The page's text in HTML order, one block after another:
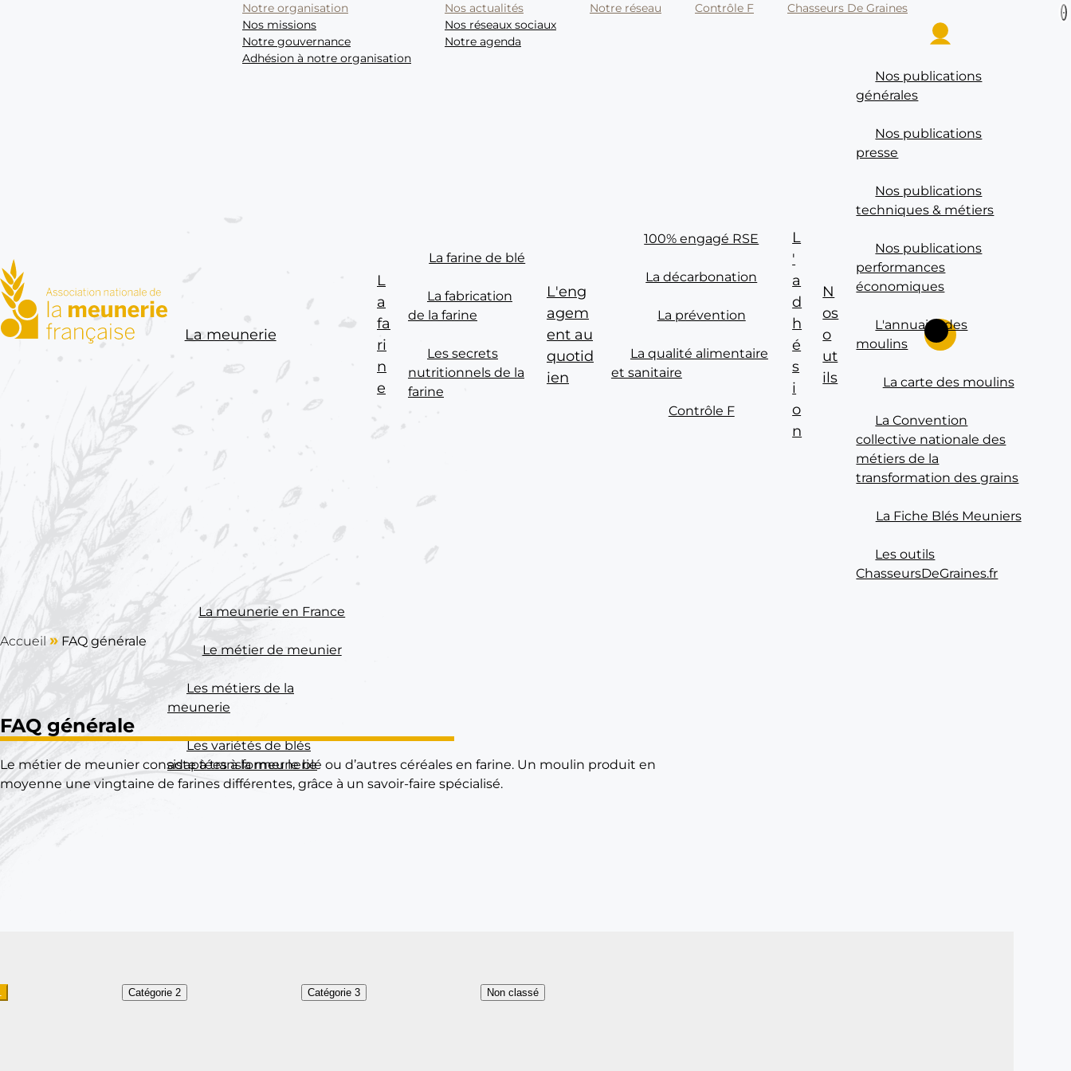
ANMF : Association nationale de la meunerie française
Se connecter
Rechercher sur le site
La meunerie
La meunerie en France
Le métier de meunier
Les métiers de la
meunerie
Les variétés de blés
adaptées à la meunerie
L
a
fa
ri
n
e
La farine de blé
La fabrication
de la farine
Les secrets
nutritionnels de la
farine
L'eng
agem
ent au
quotid
ien
100% engagé RSE
La décarbonation
La prévention
La qualité alimentaire
et sanitaire
Contrôle F
L
'
a
d
h
é
s
i
o
n
N
os
o
ut
ils
Nos publications
générales
Nos publications
presse
Nos publications
techniques & métiers
Nos publications
performances
économiques
L'annuaire des
moulins
La carte des moulins
La Convention
collective nationale des
métiers de la
transformation des grains
La Fiche Blés Meuniers
Les outils
ChasseursDeGraines.fr
Notre organisation
Nos missions
Notre gouvernance
Adhésion à notre organisation
Nos actualités
Nos réseaux sociaux
Notre agenda
Notre réseau Contrôle F Chasseurs De Graines
Accueil » FAQ générale
FAQ générale
Le métier de meunier consiste à transformer le blé ou d’autres céréales en farine. Un moulin produit en
moyenne une vingtaine de farines différentes, grâce à un savoir-faire spécialisé.
Catégorie 2 Catégorie 3 Non classé